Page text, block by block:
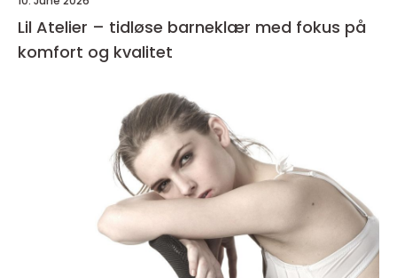
Lil Atelier – tidløse barneklær med fokus på
komfort og kvalitet